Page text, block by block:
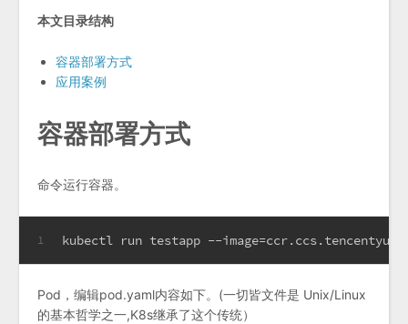
本文目录结构
容器部署方式
应用案例
容器部署方式
命令运行容器。
1 kubectl run testapp --
Pod，编辑pod.yaml内容如下。(一切皆文件是 Unix/Linux
的基本哲学之一,K8s继承了这个传统）